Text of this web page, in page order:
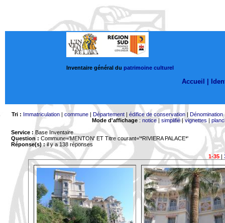
Inventaire général du patrimoine culturel
Accueil |
Tri : Immatriculation| commune| Département| édifice de conservation| Dénomination
Mode d'affichage: notice| simplifié|vignettes |
Service : Base Inventaire
Question : Commune='MENTON' ET Titre courant='*RIVIERA PALACE*'
Réponse(s) :il y a 138 réponses
1-35|